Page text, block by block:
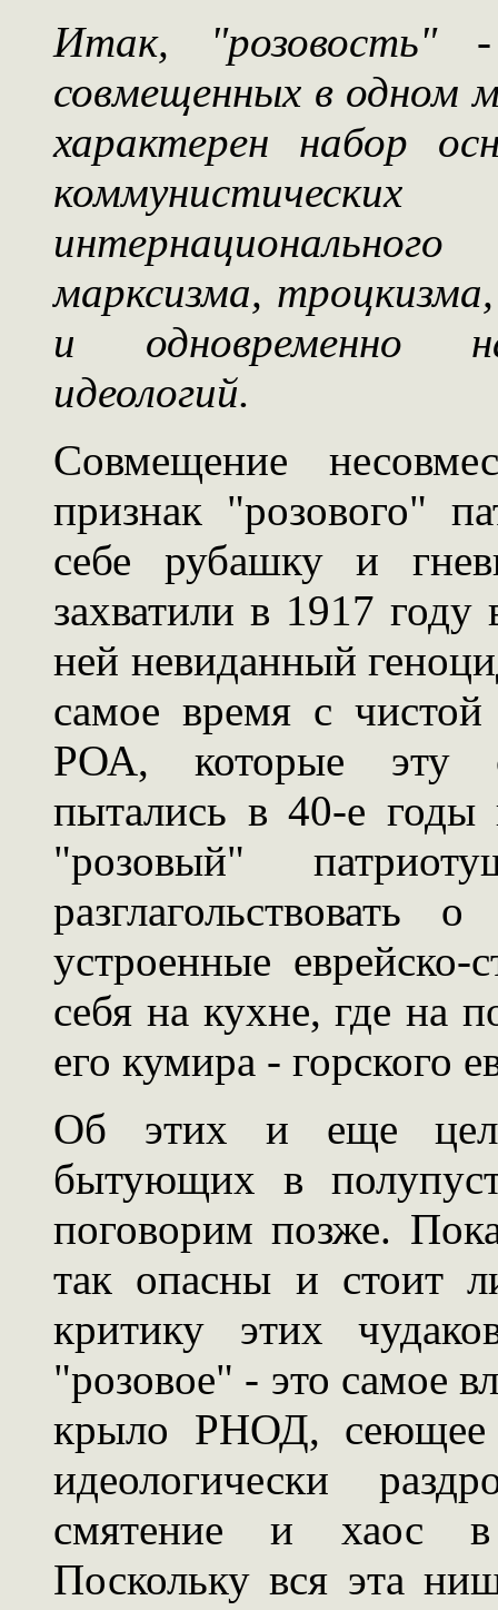
Итак, "розовость"
совмещенных в одном
характерен набор
марксизма,
и одновременно
идеологий.
Совмещение
признак "розового"
себе рубашку и
захватили в 1917
ней невиданный
самое время с
РОА, которые эту
пытались в 40-е
"розовый"
устроенные
себя на кухне, где на
его кумира - горского
Об этих и еще
бытующих в
поговорим позже.
так опасны и стоит
критику этих
"розовое" - это самое
крыло РНОД, сеющее
идеологически
смятение и хаос в
Поскольку вся эта